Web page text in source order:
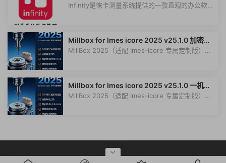
eica Geosystems提供的直观的办公软件解决
Infinity是徕卡测量系统提供的一款直观的办公软件
Millbox for Imes icore 2025 v25.1.0 加密狗
版 先进的牙科CAM软件 Millbox for Imes-ico
MillBox 2025（适配 Imes-icore 专属定制版）是
Millbox for Imes icore 2025 v25.1.0 一机一
码授权版 先进的牙科CAM软件 Millbox for Im
MillBox 2025（适配 Imes-icore 专属定制版）是